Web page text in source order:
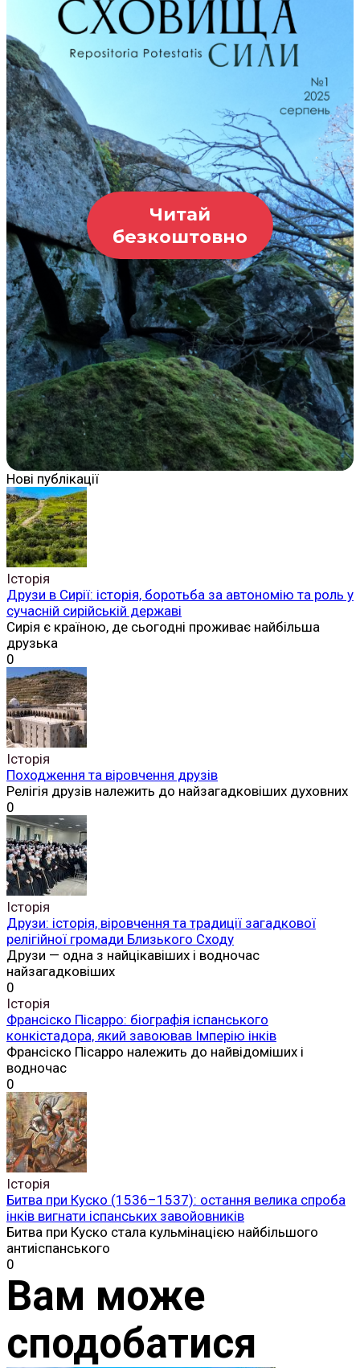
Читай
безкоштовно
Нові публікації
Історія
Друзи в Сирії: історія, боротьба за автономію та роль у
сучасній сирійській державі
Сирія є країною, де сьогодні проживає найбільша
друзька
0
Історія
Походження та віровчення друзів
Релігія друзів належить до найзагадковіших духовних
0
Історія
Друзи: історія, віровчення та традиції загадкової
релігійної громади Близького Сходу
Друзи — одна з найцікавіших і водночас
найзагадковіших
0
Історія
Франсіско Пісарро: біографія іспанського
конкістадора, який завоював Імперію інків
Франсіско Пісарро належить до найвідоміших і
водночас
0
Історія
Битва при Куско (1536–1537): остання велика спроба
інків вигнати іспанських завойовників
Битва при Куско стала кульмінацією найбільшого
антиіспанського
0
Вам може
сподобатися